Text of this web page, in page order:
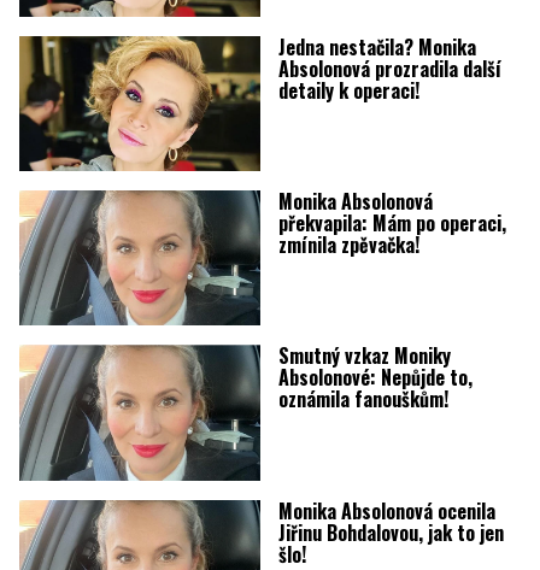
Jedna nestačila? Monika
Absolonová prozradila další
detaily k operaci!
Monika Absolonová
překvapila: Mám po operaci,
zmínila zpěvačka!
Smutný vzkaz Moniky
Absolonové: Nepůjde to,
oznámila fanouškům!
Monika Absolonová ocenila
Jiřinu Bohdalovou, jak to jen
šlo!